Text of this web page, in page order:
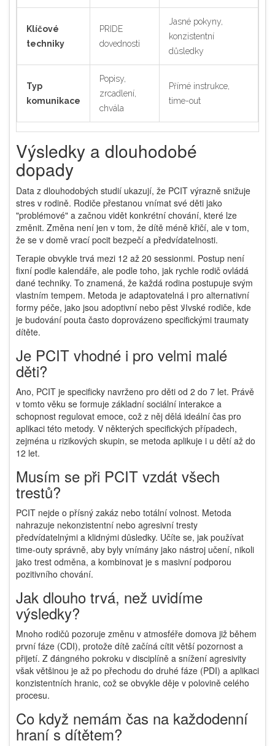
Klíčové
techniky
PRIDE
dovednosti
Jasné pokyny,
konzistentní
důsledky
Typ
komunikace
Popisy,
zrcadlení,
chvála
Přímé instrukce,
time-out
Výsledky a dlouhodobé
dopady
Data z dlouhodobých studií ukazují, že PCIT výrazně snižuje
stres v rodině. Rodiče přestanou vnímat své děti jako
"problémové" a začnou vidět konkrétní chování, které lze
změnit. Změna není jen v tom, že dítě méně křičí, ale v tom,
že se v domě vrací pocit bezpečí a předvídatelnosti.
Terapie obvykle trvá mezi 12 až 20 sessionmi. Postup není
fixní podle kalendáře, ale podle toho, jak rychle rodič ovládá
dané techniky. To znamená, že každá rodina postupuje svým
vlastním tempem. Metoda je adaptovatelná i pro alternativní
formy péče, jako jsou adoptivní nebo pěst الاvské rodiče, kde
je budování pouta často doprovázeno specifickými traumaty
dítěte.
Je PCIT vhodné i pro velmi malé
děti?
Ano, PCIT je specificky navrženo pro děti od 2 do 7 let. Právě
v tomto věku se formuje základní sociální interakce a
schopnost regulovat emoce, což z něj dělá ideální čas pro
aplikaci této metody. V některých specifických případech,
zejména u rizikových skupin, se metoda aplikuje i u dětí až do
12 let.
Musím se při PCIT vzdát všech
trestů?
PCIT nejde o přísný zakáz nebo totální volnost. Metoda
nahrazuje nekonzistentní nebo agresivní tresty
předvídatelnými a klidnými důsledky. Učíte se, jak používat
time-outy správně, aby byly vnímány jako nástroj učení, nikoli
jako trest odměna, a kombinovat je s masivní podporou
pozitivního chování.
Jak dlouho trvá, než uvidíme
výsledky?
Mnoho rodičů pozoruje změnu v atmosféře domova již během
první fáze (CDI), protože dítě začíná cítit větší pozornost a
přijetí. Z đángného pokroku v disciplíně a snížení agresivity
však většinou je až po přechodu do druhé fáze (PDI) a aplikaci
konzistentních hranic, což se obvykle děje v polovině celého
procesu.
Co když nemám čas na každodenní
hraní s dítětem?